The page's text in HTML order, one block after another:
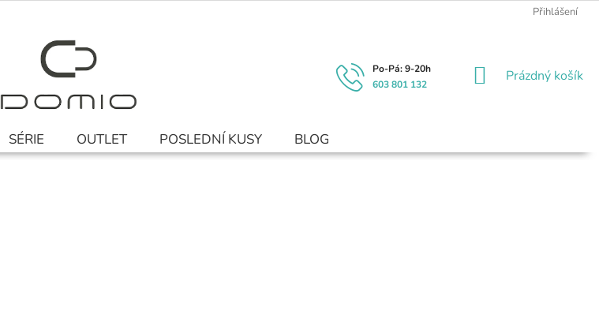
Přihlášení
603 801 132
NÁKUPNÍ
Prázdný košík
SÉRIE OUTLET POSLEDNÍ KUSY BLOG